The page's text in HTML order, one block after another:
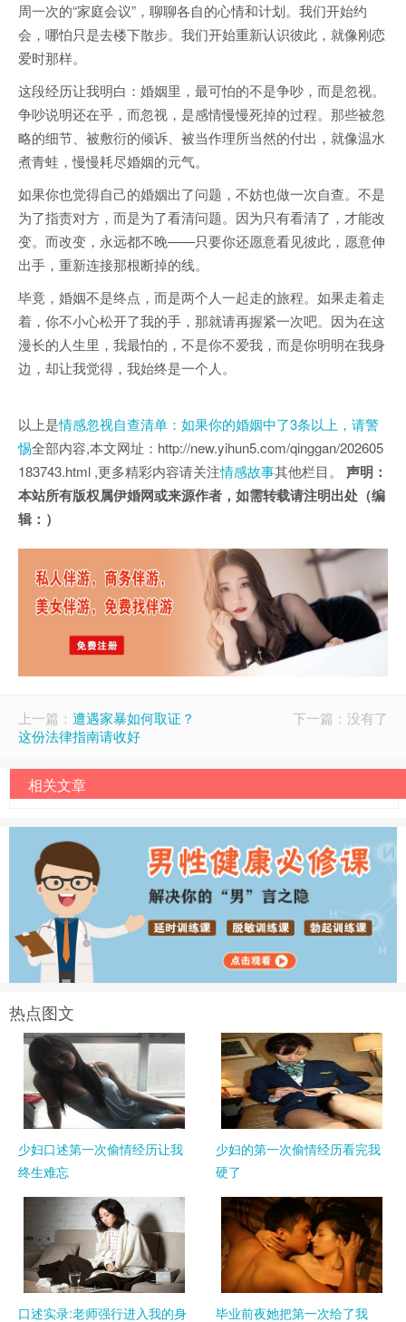
周一次的“家庭会议”，聊聊各自的心情和计划。我们开始约
会，哪怕只是去楼下散步。我们开始重新认识彼此，就像刚恋
爱时那样。
这段经历让我明白：婚姻里，最可怕的不是争吵，而是忽视。
争吵说明还在乎，而忽视，是感情慢慢死掉的过程。那些被忽
略的细节、被敷衍的倾诉、被当作理所当然的付出，就像温水
煮青蛙，慢慢耗尽婚姻的元气。
如果你也觉得自己的婚姻出了问题，不妨也做一次自查。不是
为了指责对方，而是为了看清问题。因为只有看清了，才能改
变。而改变，永远都不晚——只要你还愿意看见彼此，愿意伸
出手，重新连接那根断掉的线。
毕竟，婚姻不是终点，而是两个人一起走的旅程。如果走着走
着，你不小心松开了我的手，那就请再握紧一次吧。因为在这
漫长的人生里，我最怕的，不是你不爱我，而是你明明在我身
边，却让我觉得，我始终是一个人。
以上是情感忽视自查清单：如果你的婚姻中了3条以上，请警
惕全部内容,本文网址：http://new.yihun5.com/qinggan/202605
183743.html ,更多精彩内容请关注情感故事其他栏目。 声明：
本站所有版权属伊婚网或来源作者，如需转载请注明出处（编
辑：）
上一篇： 遭遇家暴如何取证？
这份法律指南请收好
下一篇：没有了
相关文章
热点图文
少妇口述第一次偷情经历让我
终生难忘
少妇的第一次偷情经历看完我
硬了
口述实录:老师强行进入我的身 毕业前夜她把第一次给了我